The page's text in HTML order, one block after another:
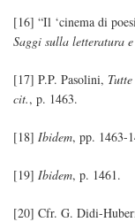
[16] “Il ‘cinema di
Saggi sulla letteratura
[17] P.P. Pasolini,
cit., p. 1463.
[18] Ibidem, pp. 1463-
[19] Ibidem, p. 1461.
[20] Cfr. G. Didi-